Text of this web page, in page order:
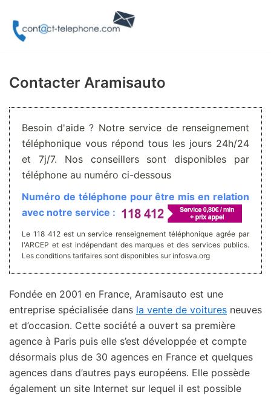
Aller
Contacter Aramisauto
Besoin d'aide ? Notre service de renseignement
téléphonique vous répond tous les jours 24h/24
et 7j/7. Nos conseillers sont disponibles par
téléphone au numéro ci-dessous
Numéro de téléphone pour être mis en relation
avec notre service :
Le 118 412 est un service renseignement téléphonique agrée par
l'ARCEP et est indépendant des marques et des services publics.
Les conditions tarifaires sont disponibles sur infosva.org
Fondée en 2001 en France, Aramisauto est une
entreprise spécialisée dans la vente de voitures neuves
et d’occasion. Cette société a ouvert sa première
agence à Paris puis elle s’est développée et compte
désormais plus de 30 agences en France et quelques
agences dans d’autres pays européens. Elle possède
également un site Internet sur lequel il est possible